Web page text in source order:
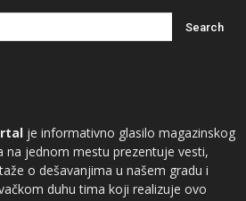
je informativno glasilo magazinskog
na jednom mestu prezentuje vesti,
o dešavanjima u našem gradu i
duhu tima koji realizuje ovo